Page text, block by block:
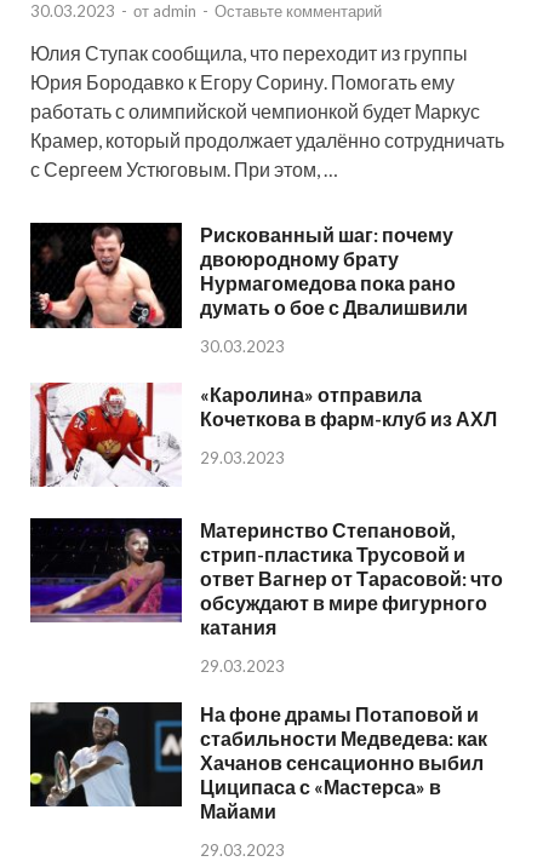
30.03.2023 - от admin - Оставьте комментарий
Юлия Ступак сообщила, что переходит из группы
Юрия Бородавко к Егору Сорину. Помогать ему
работать с олимпийской чемпионкой будет Маркус
Крамер, который продолжает удалённо сотрудничать
с Сергеем Устюговым. При этом, …
Рискованный шаг: почему
двоюродному брату
Нурмагомедова пока рано
думать о бое с Двалишвили
30.03.2023
«Каролина» отправила
Кочеткова в фарм-клуб из АХЛ
29.03.2023
Материнство Степановой,
стрип-пластика Трусовой и
ответ Вагнер от Тарасовой: что
обсуждают в мире фигурного
катания
29.03.2023
На фоне драмы Потаповой и
стабильности Медведева: как
Хачанов сенсационно выбил
Циципаса с «Мастерса» в
Майами
29.03.2023